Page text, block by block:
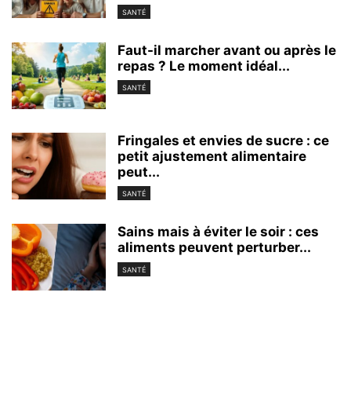
SANTÉ
Faut-il marcher avant ou après le
repas ? Le moment idéal...
SANTÉ
Fringales et envies de sucre : ce
petit ajustement alimentaire
peut...
SANTÉ
Sains mais à éviter le soir : ces
aliments peuvent perturber...
SANTÉ